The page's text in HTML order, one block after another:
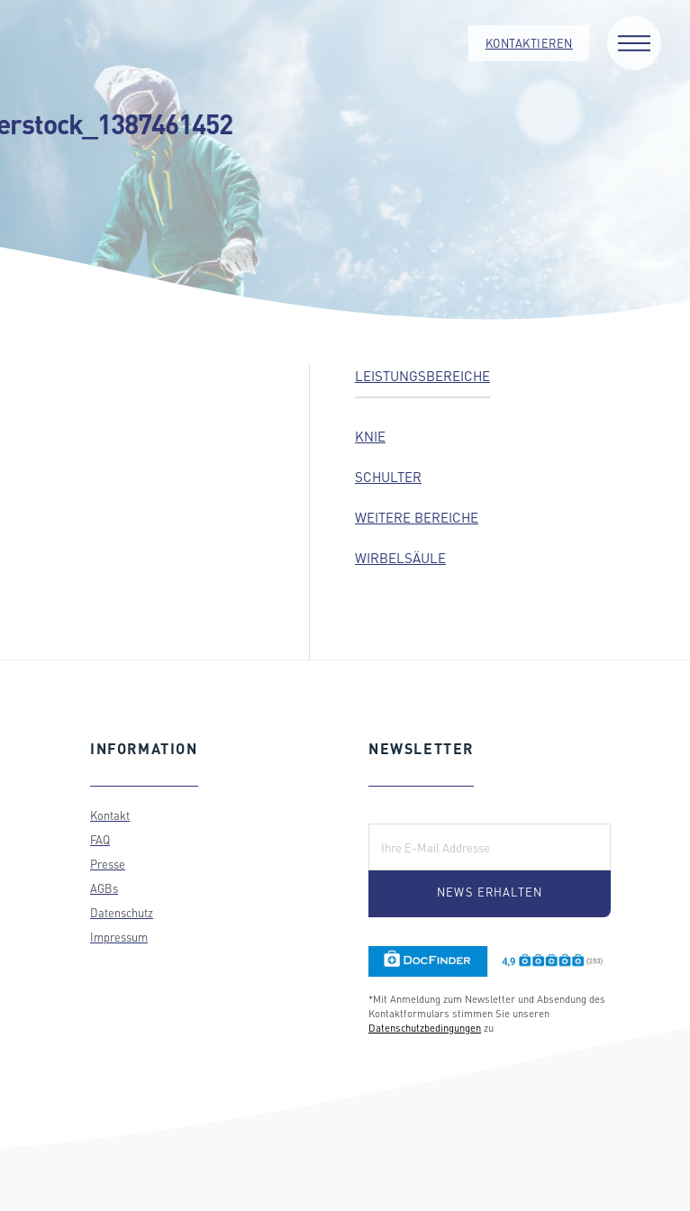
KONTAKTIEREN
LEISTUNGSBEREICHE
KNIE
SCHULTER
WEITERE BEREICHE
WIRBELSÄULE
INFORMATION
Kontakt
FAQ
Presse
AGBs
Datenschutz
Impressum
NEWSLETTER
*Mit Anmeldung zum Newsletter und Absendung des
Kontaktformulars stimmen Sie unseren
Datenschutzbedingungen zu